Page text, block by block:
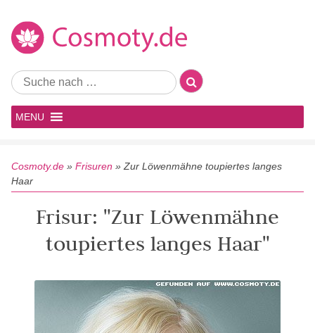
MENU
Cosmoty.de » Frisuren » Zur Löwenmähne toupiertes langes
Haar
Frisur: "Zur Löwenmähne
toupiertes langes Haar"